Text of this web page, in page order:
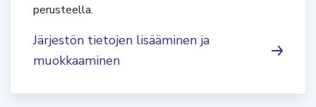
perusteella.
Järjestön tietojen lisääminen ja
muokkaaminen